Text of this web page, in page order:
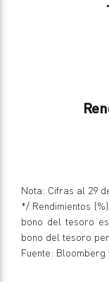
Nota: Cifras al 29
*/ Rendimientos
bono del tesoro
bono del tesoro
Fuente: Bloomberg